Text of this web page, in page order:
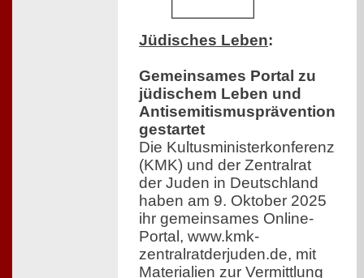
Jüdisches Leben:
Gemeinsames Portal zu
jüdischem Leben und
Antisemitismusprävention
gestartet
Die Kultusministerkonferenz
(KMK) und der Zentralrat
der Juden in Deutschland
haben am 9. Oktober 2025
ihr gemeinsames Online-
Portal, www.kmk-
zentralratderjuden.de, mit
Materialien zur Vermittlung